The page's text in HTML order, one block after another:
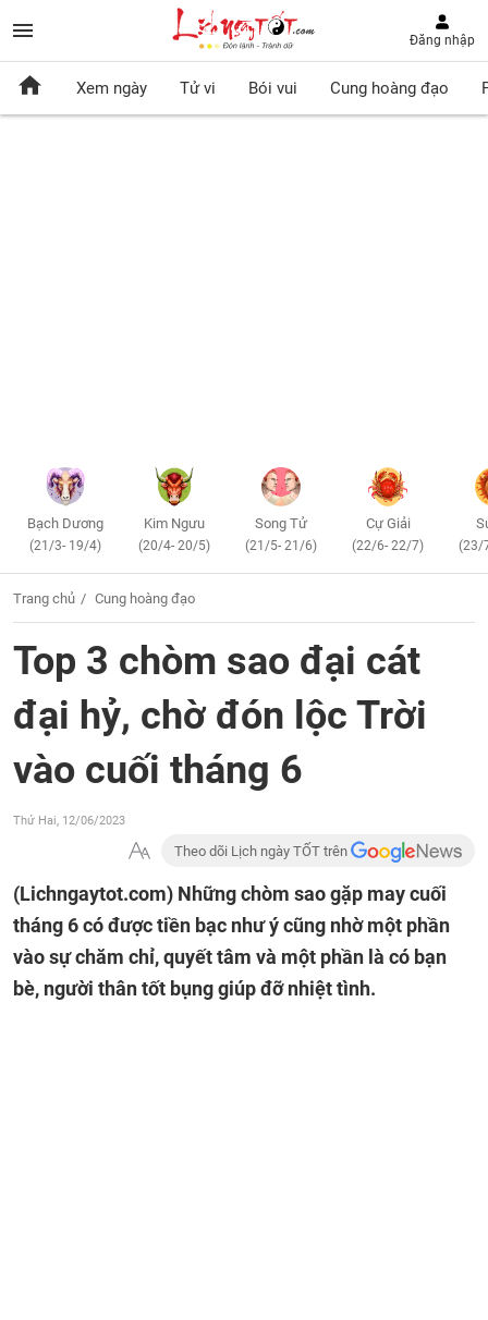
Đăng nhập
Xem ngày Tử vi Bói vui Cung hoàng đạo
Bạch Dương
(21/3- 19/4)
Kim Ngưu
(20/4- 20/5)
Song Tử
(21/5- 21/6)
Cự Giải
(22/6- 22/7) (23/
Trang chủ Cung hoàng đạo
Top 3 chòm sao đại cát
đại hỷ, chờ đón lộc Trời
vào cuối tháng 6
Thứ Hai, 12/06/2023
Theo dõi Lịch ngày TỐT trên
(Lichngaytot.com) Những chòm sao gặp may cuối
tháng 6 có được tiền bạc như ý cũng nhờ một phần
vào sự chăm chỉ, quyết tâm và một phần là có bạn
bè, người thân tốt bụng giúp đỡ nhiệt tình.